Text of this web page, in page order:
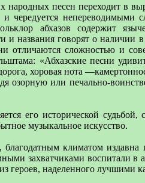
народных песен переходит в
чередуется
абхазов содержит
и названия говорят о
отличаются сложностью и
«Абхазские песни
хоровая нота
озорную или печально-
его исторической
музыкальное искусство.
климатом издавна
захватчиками воспитали в
героев, наделенного лучшими